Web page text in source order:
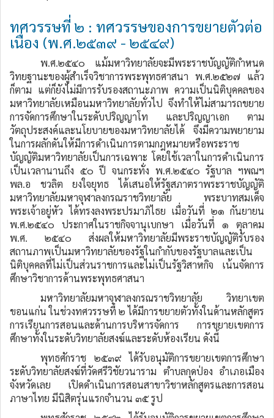
ทศวรรษที่ ๒ : ทศวรรษของการขยายตัวต่อ
เนื่อง (พ.ศ.๒๕๓๙ - ๒๕๔๙)
พ.ศ.๒๕๔๐ แม้มหาวิทยาลัยจะมีพระราชบัญญัติกำหนด
วิทยฐานะของผู้สำเร็จวิชาการพระพุทธศาสนา พ.ศ.๒๕๒๗ แล้ว
ก็ตาม แต่ก็ยังไม่มีการรับรองสถานะภาพ ความเป็นนิติบุคคลของ
มหาวิทยาลัยเหมือนมหาวิทยาลัยทั่วไป จึงทำให้ไม่สามารถขยาย
การจัดการศึกษาในระดับปริญญาโท และปริญญาเอก ตาม
วัตถุประสงค์และนโยบายของมหาวิทยาลัยได้ จึงมีความพยายาม
ในการผลักดันให้มีการดำเนินการตามกฎหมายหรือพระราช
บัญญัติมหาวิทยาลัยเป็นการเฉพาะ โดยใช้เวลาในการดำเนินการ
เป็นเวลานานถึง ๕๐ ปี จนกระทั่ง พ.ศ.๒๕๔๐ รัฐบาล ฯพณฯ
พล.อ ชวลิต ยงใจยุทธ ได้เสนอให้รัฐสภาตราพระราชบัญญัติ
มหาวิทยาลัยมหาจุฬาลงกรณราชวิทยาลัย พระบาทสมเด็จ
พระเจ้าอยู่หัว ได้ทรงลงพระปรมาภิไธย เมื่อวันที่ ๒๑ กันยายน
พ.ศ.๒๕๔๐ ประกาศในราชกิจจานุเบกษา เมื่อวันที่ ๑ ตุลาคม
พ.ศ. ๒๕๔๐ ส่งผลให้มหาวิทยาลัยมีพระราชบัญญัติรับรอง
สถานภาพเป็นมหาวิทยาลัยของรัฐในกำกับของรัฐบาลและเป็น
นิติบุคคลที่ไม่เป็นส่วนราชการและไม่เป็นรัฐวิสาหกิจ เน้นจัดการ
ศึกษาวิชาการด้านพระพุทธศาสนา
มหาวิทยาลัยมหาจุฬาลงกรณราชวิทยาลัย วิทยาเขต
ขอนแก่น ในช่วงทศวรรษที่ ๒ ได้มีการขยายตัวทั้งในด้านหลักสูตร
การเรียนการสอนและด้านการบริหารจัดการ การขยายเขตการ
ศึกษาทั้งในระดับวิทยาลัยสงฆ์และระดับห้องเรียน ดังนี้
พุทธศักราช ๒๕๓๙ ได้รับอนุมัติการขยายเขตการศึกษา
ระดับวิทยาลัยสงฆ์ที่วัดศรีวิชัยวนาราม ตำบลกุดป่อง อำเภอเมือง
จังหวัดเลย เปิดดำเนินการสอนสาขาวิชาหลักสูตรและการสอน
ภาษาไทย มีนิสิตรุ่นแรกจำนวน ๓๕ รูป